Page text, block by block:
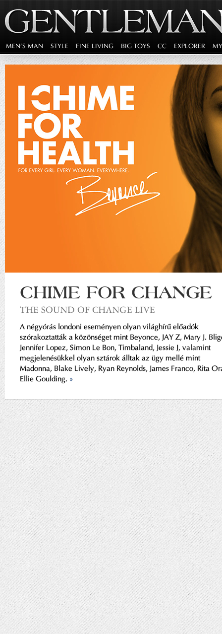
MEN'S MAN STYLE FINE LIVING BIG TOYS CC EXPLORER
CHIME FOR CHANGE
THE SOUND OF CHANGE LIVE
A négyórás londoni eseményen olyan világhírű előadók
szórakoztatták a közönséget mint Beyonce, JAY Z, Mary J.
Jennifer Lopez, Simon Le Bon, Timbaland, Jessie J, valamint
megjelenésükkel olyan sztárok álltak az ügy mellé mint
Madonna, Blake Lively, Ryan Reynolds, James Franco, Rita
Ellie Goulding. »